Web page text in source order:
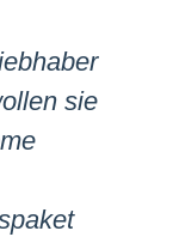
sie